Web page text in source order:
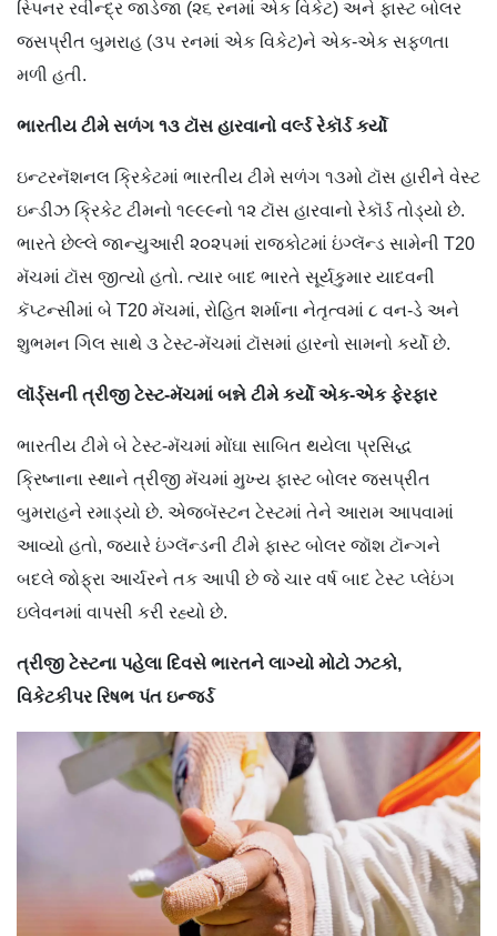
સ્પિનર રવીન્દ્ર જાડેજા (૨૬ રનમાં એક વિકેટ) અને ફાસ્ટ બોલર
જસપ્રીત બુમરાહ (૩૫ રનમાં એક વિકેટ)ને એક-એક સફળતા
મળી હતી.
ભારતીય ટીમે સળંગ ૧૩ ટૉસ હારવાનો વર્લ્ડ રેકૉર્ડ કર્યો
ઇન્ટરનૅશનલ ક્રિકેટમાં ભારતીય ટીમે સળંગ ૧૩મો ટૉસ હારીને વેસ્ટ
ઇન્ડીઝ ક્રિકેટ ટીમનો ૧૯૯૯નો ૧૨ ટૉસ હારવાનો રેકૉર્ડ તોડ્યો છે.
ભારતે છેલ્લે જાન્યુઆરી ૨૦૨૫માં રાજકોટમાં ઇંગ્લૅન્ડ સામેની T20
મૅચમાં ટૉસ જીત્યો હતો. ત્યાર બાદ ભારતે સૂર્યકુમાર યાદવની
કૅપ્ટન્સીમાં બે T20 મૅચમાં, રોહિત શર્માના નેતૃત્વમાં ૮ વન-ડે અને
શુભમન ગિલ સાથે ૩ ટેસ્ટ-મૅચમાં ટૉસમાં હારનો સામનો કર્યો છે.
લૉર્ડ્સની ત્રીજી ટેસ્ટ-મૅચમાં બન્ને ટીમે કર્યો એક-એક ફેરફાર
ભારતીય ટીમે બે ટેસ્ટ-મૅચમાં મોંઘા સાબિત થયેલા પ્રસિદ્ધ
ક્રિષ્નાના સ્થાને ત્રીજી મૅચમાં મુખ્ય ફાસ્ટ બોલર જસપ્રીત
બુમરાહને રમાડ્યો છે. એજબૅસ્ટન ટેસ્ટમાં તેને આરામ આપવામાં
આવ્યો હતો, જ્યારે ઇંગ્લૅન્ડની ટીમે ફાસ્ટ બોલર જૉશ ટૉન્ગને
બદલે જોફ્રા આર્ચરને તક આપી છે જે ચાર વર્ષ બાદ ટેસ્ટ પ્લેઇંગ
ઇલેવનમાં વાપસી કરી રહ્યો છે.
ત્રીજી ટેસ્ટના પહેલા દિવસે ભારતને લાગ્યો મોટો ઝટકો,
વિકેટકીપર રિષભ પંત ઇન્જર્ડ